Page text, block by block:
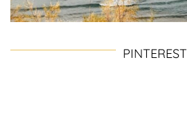
PINTEREST